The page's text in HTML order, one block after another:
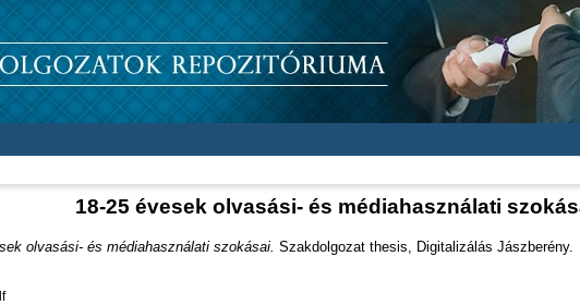
18-25 évesek olvasási- és médiahasználati
olvasási- és médiahasználati szokásai. Szakdolgozat thesis, Digitalizálás Jászberény.